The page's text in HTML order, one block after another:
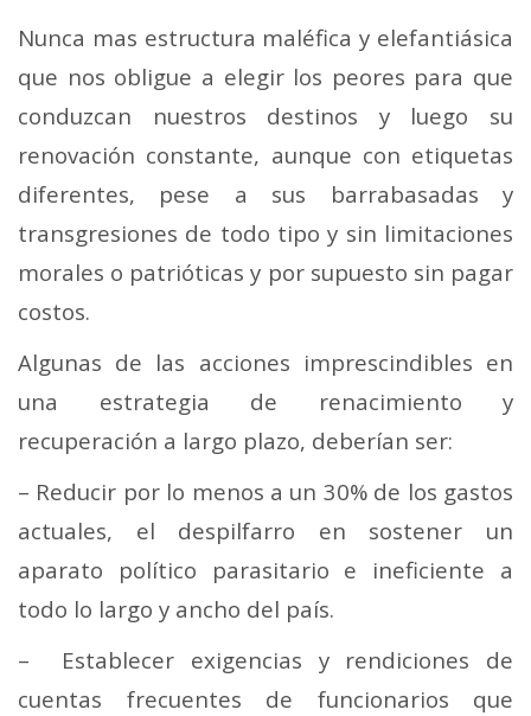
Nunca mas estructura maléfica y elefantiásica
que nos obligue a elegir los peores para que
conduzcan nuestros destinos y luego su
renovación constante, aunque con etiquetas
diferentes, pese a sus barrabasadas y
transgresiones de todo tipo y sin limitaciones
morales o patrióticas y por supuesto sin pagar
costos.
Algunas de las acciones imprescindibles en
una estrategia de renacimiento y
recuperación a largo plazo, deberían ser:
– Reducir por lo menos a un 30% de los gastos
actuales, el despilfarro en sostener un
aparato político parasitario e ineficiente a
todo lo largo y ancho del país.
– Establecer exigencias y rendiciones de
cuentas frecuentes de funcionarios que